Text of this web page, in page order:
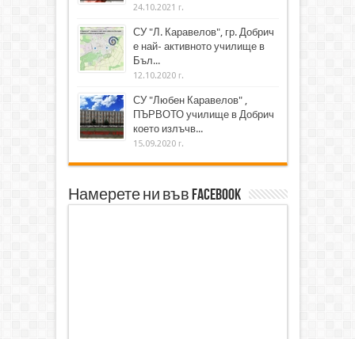
24.10.2021 г.
СУ "Л. Каравелов", гр. Добрич
е най- активното училище в
Бъл...
12.10.2020 г.
СУ "Любен Каравелов" ,
ПЪРВОТО училище в Добрич
което излъчв...
15.09.2020 г.
Намерете ни във Facebook